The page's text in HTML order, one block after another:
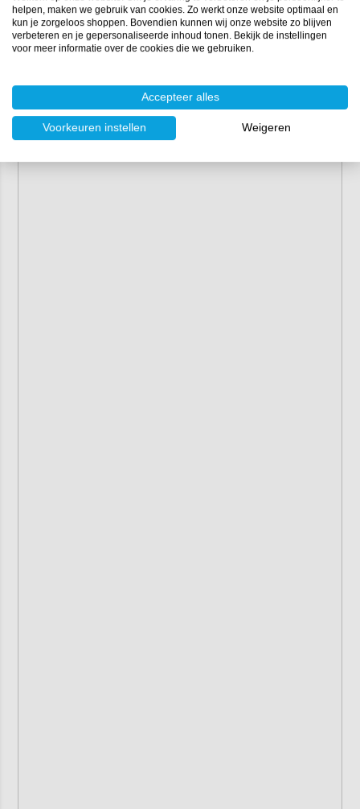
helpen, maken we gebruik van cookies. Zo werkt onze website optimaal en
kun je zorgeloos shoppen. Bovendien kunnen wij onze website zo blijven
verbeteren en je gepersonaliseerde inhoud tonen. Bekijk de instellingen
voor meer informatie over de cookies die we gebruiken.
Accepteer alles
Voorkeuren instellen Weigeren